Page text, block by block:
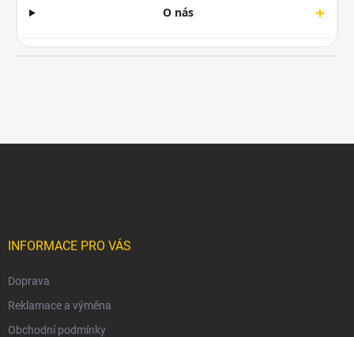
O nás +
INFORMACE PRO VÁS
Doprava
Reklamace a výměna
Obchodní podmínky